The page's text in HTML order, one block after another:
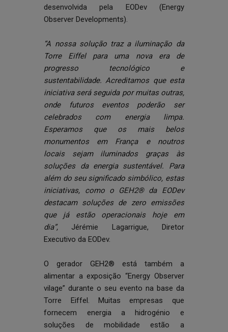
desenvolvida pela EODev(Energy
Observer Developments).
“A nossa solução traz a iluminação da
Torre Eiffel para uma nova era de
progresso tecnológico e
sustentabilidade. Acreditamos que esta
iniciativa será seguida por muitas outras,
onde futuros eventos poderão ser
celebrados com energia limpa.
Esperamos que os mais belos
monumentos em França e noutros
locais sejam iluminados graças às
soluções da energia sustentável. Para
além do seu significado simbólico, estas
iniciativas, como o GEH2® da EODev
destacam soluções de zero emissões
que já estão operacionais hoje em
dia”, Jérémie Lagarrigue, Diretor
Executivo da EODev.
O gerador GEH2® está também a
alimentar a exposição “Energy Observer
vilage” durante o seu evento na base da
Torre Eiffel. Muitas empresas que
fornecem energia a hidrogénio e
soluções de mobilidade estão a